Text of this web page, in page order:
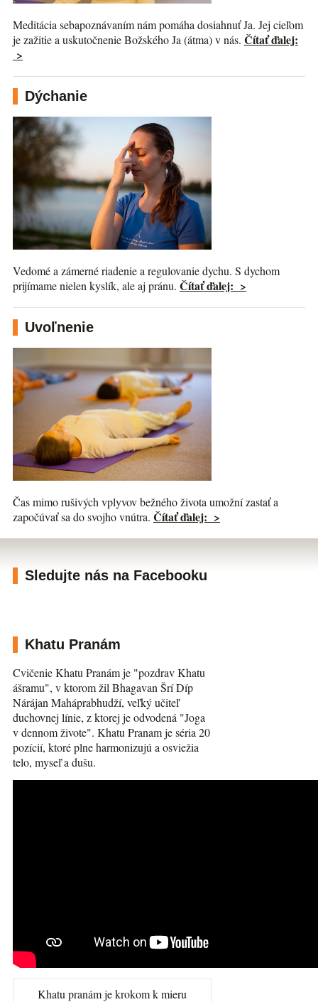
Meditácia sebapoznávaním nám pomáha dosiahnuť Ja. Jej cieľom
je zažitie a uskutočnenie Božského Ja (átma) v nás. Čítať ďalej:
>
Dýchanie
Vedomé a zámerné riadenie a regulovanie dychu. S dychom
prijímame nielen kyslík, ale aj pránu. Čítať ďalej: >
Uvoľnenie
Čas mimo rušivých vplyvov bežného života umožní zastať a
započúvať sa do svojho vnútra. Čítať ďalej: >
Sledujte nás na Facebooku
Khatu Pranám
Cvičenie Khatu Pranám je "pozdrav Khatu
ášramu", v ktorom žil Bhagavan Šrí Díp
Nárájan Maháprabhudží, veľký učiteľ
duchovnej línie, z ktorej je odvodená "Joga
v dennom živote". Khatu Pranam je séria 20
pozícií, ktoré plne harmonizujú a osviežia
telo, myseľ a dušu.
Khatu pranám je krokom k mieru